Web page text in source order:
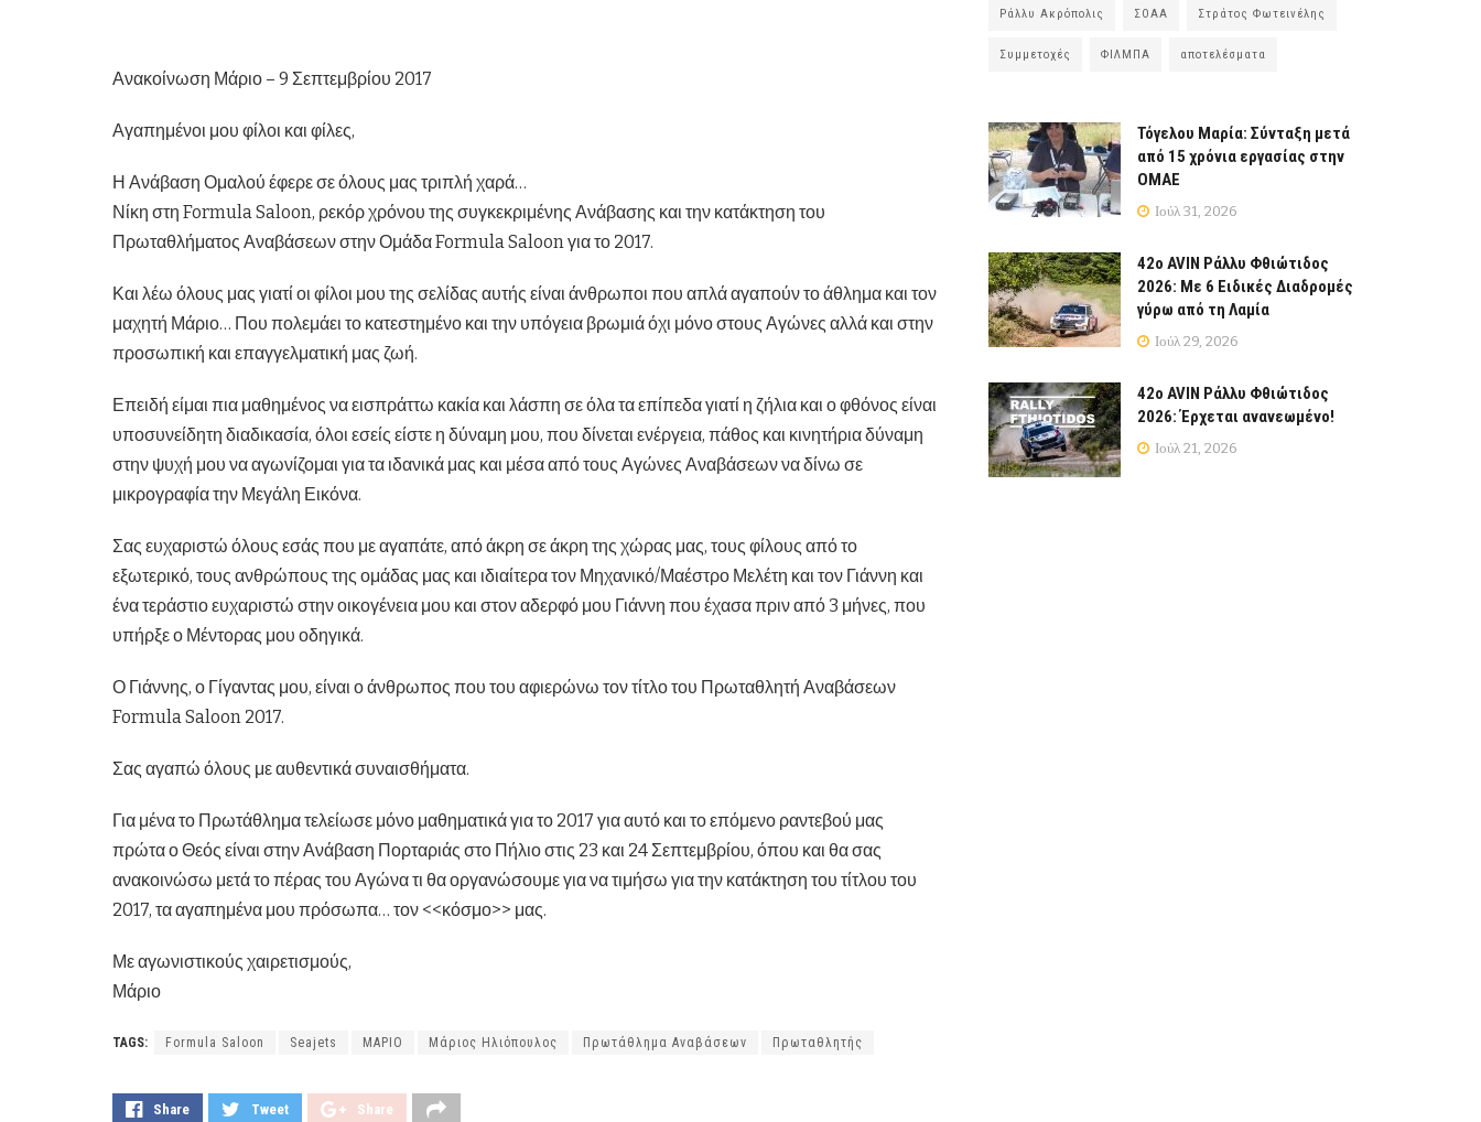
Ανακοίνωση Μάριο – 9 Σεπτεμβρίου 2017
Αγαπημένοι μου φίλοι και φίλες,
Η Ανάβαση Ομαλού έφερε σε όλους μας τριπλή χαρά…
Νίκη στη Formula Saloon, ρεκόρ χρόνου της συγκεκριμένης Ανάβασης και την κατάκτηση του
Πρωταθλήματος Αναβάσεων στην Ομάδα Formula Saloon για το 2017.
Και λέω όλους μας γιατί οι φίλοι μου της σελίδας αυτής είναι άνθρωποι που απλά αγαπούν το άθλημα και τον
μαχητή Μάριο… Που πολεμάει το κατεστημένο και την υπόγεια βρωμιά όχι μόνο στους Αγώνες αλλά και στην
προσωπική και επαγγελματική μας ζωή.
Επειδή είμαι πια μαθημένος να εισπράττω κακία και λάσπη σε όλα τα επίπεδα γιατί η ζήλια και ο φθόνος είναι
υποσυνείδητη διαδικασία, όλοι εσείς είστε η δύναμη μου, που δίνεται ενέργεια, πάθος και κινητήρια δύναμη
στην ψυχή μου να αγωνίζομαι για τα ιδανικά μας και μέσα από τους Αγώνες Αναβάσεων να δίνω σε
μικρογραφία την Μεγάλη Εικόνα.
Σας ευχαριστώ όλους εσάς που με αγαπάτε, από άκρη σε άκρη της χώρας μας, τους φίλους από το
εξωτερικό, τους ανθρώπους της ομάδας μας και ιδιαίτερα τον Μηχανικό/Μαέστρο Μελέτη και τον Γιάννη και
ένα τεράστιο ευχαριστώ στην οικογένεια μου και στον αδερφό μου Γιάννη που έχασα πριν από 3 μήνες, που
υπήρξε ο Μέντορας μου οδηγικά.
Ο Γιάννης, ο Γίγαντας μου, είναι ο άνθρωπος που του αφιερώνω τον τίτλο του Πρωταθλητή Αναβάσεων
Formula Saloon 2017.
Σας αγαπώ όλους με αυθεντικά συναισθήματα.
Για μένα το Πρωτάθλημα τελείωσε μόνο μαθηματικά για το 2017 για αυτό και το επόμενο ραντεβού μας
πρώτα ο Θεός είναι στην Ανάβαση Πορταριάς στο Πήλιο στις 23 και 24 Σεπτεμβρίου, όπου και θα σας
ανακοινώσω μετά το πέρας του Αγώνα τι θα οργανώσουμε για να τιμήσω για την κατάκτηση του τίτλου του
2017, τα αγαπημένα μου πρόσωπα… τον <<κόσμο>> μας.
Με αγωνιστικούς χαιρετισμούς,
Μάριο
TAGS: Formula Saloon Seajets ΜΑΡΙΟ Μάριος Ηλιόπουλος Πρωτάθλημα Αναβάσεων Πρωταθλητής
Share Tweet Share
Ράλλυ Ακρόπολις ΣΟΑΑ Στράτος Φωτεινέλης
Συμμετοχές ΦΙΛΜΠΑ αποτελέσματα
Τόγελου Μαρία: Σύνταξη μετά
από 15 χρόνια εργασίας στην
ΟΜΑΕ
Ιούλ 31, 2026
42ο AVIN Ράλλυ Φθιώτιδος
2026: Με 6 Ειδικές Διαδρομές
γύρω από τη Λαμία
Ιούλ 29, 2026
42ο AVIN Ράλλυ Φθιώτιδος
2026: Έρχεται ανανεωμένο!
Ιούλ 21, 2026